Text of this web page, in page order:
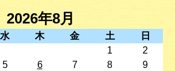
2026年8月
水 木 金 土
日
1
2
5 6 7 8 9